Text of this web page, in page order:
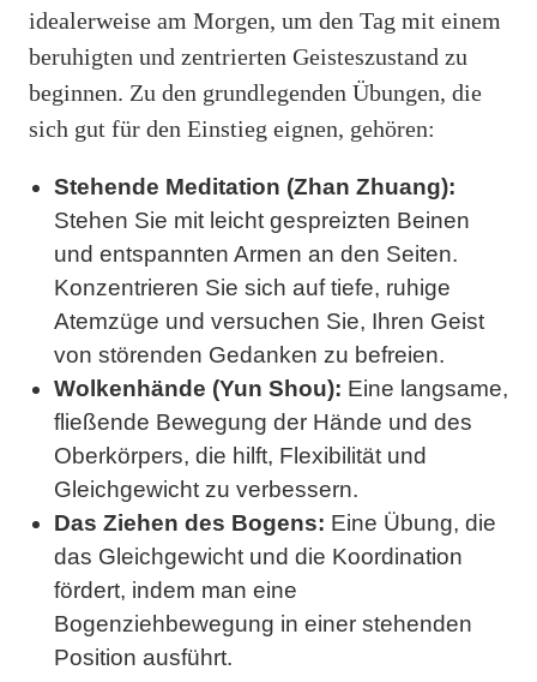
idealerweise am Morgen, um den Tag mit einem
beruhigten und zentrierten Geisteszustand zu
beginnen. Zu den grundlegenden Übungen, die
sich gut für den Einstieg eignen, gehören:
Stehende Meditation (Zhan Zhuang):
Stehen Sie mit leicht gespreizten Beinen
und entspannten Armen an den Seiten.
Konzentrieren Sie sich auf tiefe, ruhige
Atemzüge und versuchen Sie, Ihren Geist
von störenden Gedanken zu befreien.
Wolkenhände (Yun Shou): Eine langsame,
fließende Bewegung der Hände und des
Oberkörpers, die hilft, Flexibilität und
Gleichgewicht zu verbessern.
Das Ziehen des Bogens: Eine Übung, die
das Gleichgewicht und die Koordination
fördert, indem man eine
Bogenziehbewegung in einer stehenden
Position ausführt.